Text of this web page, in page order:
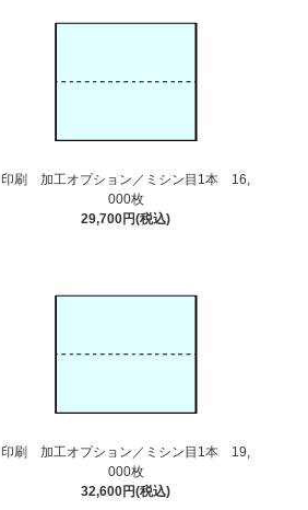
印刷 加工オプション／ミシン目1本 16,
000枚
29,700円(税込)
印刷 加工オプション／ミシン目1本 19,
000枚
32,600円(税込)